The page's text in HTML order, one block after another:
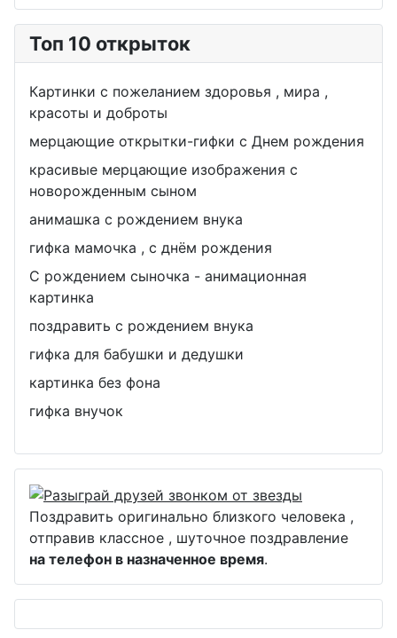
Топ 10 открыток
Картинки с пожеланием здоровья , мира ,
красоты и доброты
мерцающие открытки-гифки с Днем рождения
красивые мерцающие изображения с
новорожденным сыном
анимашка с рождением внука
гифка мамочка , с днём рождения
С рождением сыночка - анимационная
картинка
поздравить с рождением внука
гифка для бабушки и дедушки
картинка без фона
гифка внучок
Поздравить оригинально близкого человека ,
отправив классное , шуточное поздравление
на телефон в назначенное время.